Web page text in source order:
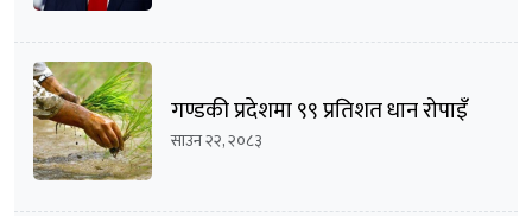
गण्डकी प्रदेशमा ९९ प्रतिशत धान रोपाइँ
साउन २२, २०८३